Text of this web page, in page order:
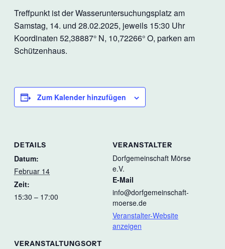
Treffpunkt ist der Wasseruntersuchungsplatz am
Samstag, 14. und 28.02.2025, jeweils 15:30 Uhr
Koordinaten 52,38887° N, 10,72266° O, parken am
Schützenhaus.
Zum Kalender hinzufügen
DETAILS
Datum:
Februar 14
Zeit:
15:30 – 17:00
VERANSTALTUNGSORT
VERANSTALTER
Dorfgemeinschaft Mörse
e.V.
E-Mail
info@dorfgemeinschaft-
moerse.de
Veranstalter-Website
anzeigen